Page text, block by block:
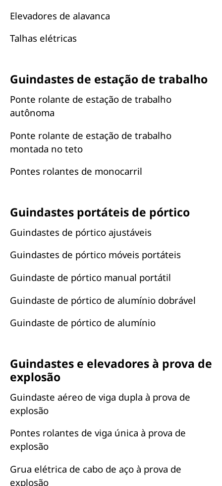
Elevadores de alavanca
Talhas elétricas
Guindastes de estação de trabalho
Ponte rolante de estação de trabalho
autônoma
Ponte rolante de estação de trabalho
montada no teto
Pontes rolantes de monocarril
Guindastes portáteis de pórtico
Guindastes de pórtico ajustáveis
Guindastes de pórtico móveis portáteis
Guindaste de pórtico manual portátil
Guindaste de pórtico de alumínio dobrável
Guindaste de pórtico de alumínio
Guindastes e elevadores à prova de
explosão
Guindaste aéreo de viga dupla à prova de
explosão
Pontes rolantes de viga única à prova de
explosão
Grua elétrica de cabo de aço à prova de
explosão